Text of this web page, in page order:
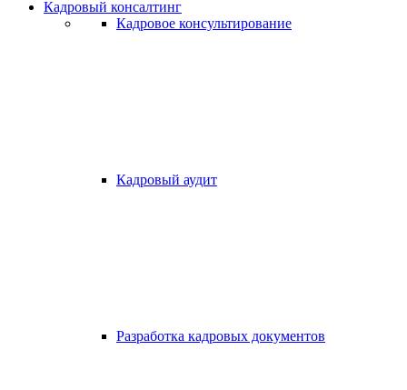
Кадровый консалтинг
Кадровое консультирование
Кадровый аудит
Разработка кадровых документов